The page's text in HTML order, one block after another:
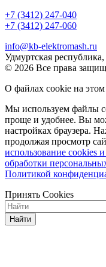
+7 (3412) 247-040
+7 (3412) 247-060
info@kb-elektromash.ru
Удмуртская
© 2026 Все права
О файлах cookie на этом
Мы используем файлы
проще и удобнее. Вы
настройках браузера.
продолжая просмотр
использование cookies
обработки
Политикой
Принять Cookies
Найти